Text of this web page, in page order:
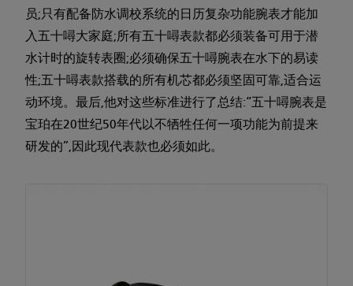
员;只有配备防水调校系统的日历复杂功能腕表才能加
入五十噚大家庭;所有五十噚表款都必须装备可用于潜
水计时的旋转表圈;必须确保五十噚腕表在水下的易读
性;五十噚表款搭载的所有机芯都必须坚固可靠,适合运
动环境。最后,他对这些标准进行了总结:“五十噚腕表是
宝珀在20世纪50年代以不牺牲任何一项功能为前提来
研发的”,因此现代表款也必须如此。